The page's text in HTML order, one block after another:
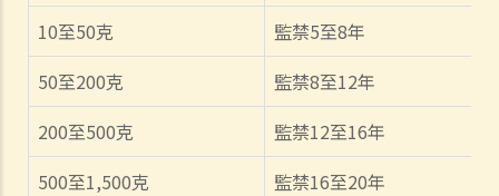
10至50克 監禁5至8年
50至200克 監禁8至12年
200至500克 監禁12至16年
500至1,500克 監禁16至20年